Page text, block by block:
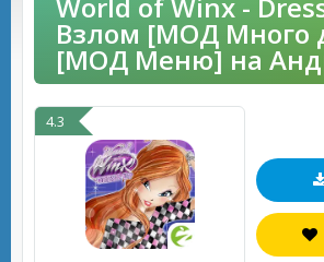
Взлом [МОД Много
[МОД Меню] на
4.3